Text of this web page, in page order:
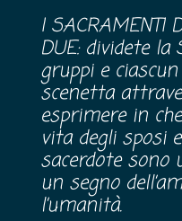
I SACRAMENTI
DUE: dividete
gruppi e
scenetta
esprimere in
vita degli sposi
sacerdote sono
un segno
l’umanità.